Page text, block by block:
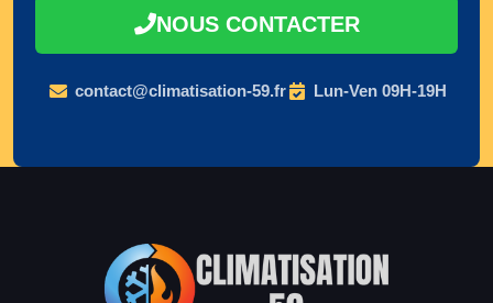
NOUS CONTACTER
contact@climatisation-59.fr Lun-Ven 09H-19H